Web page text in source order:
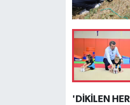
'DİKİLEN